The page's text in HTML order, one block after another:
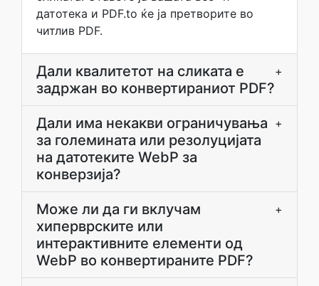
датотека и PDF.to ќе ја претворите во
читлив PDF.
Дали квалитетот на сликата е
задржан во конвертираниот PDF?
+
Дали има некакви ограничувања
за големината или резолуцијата
на датотеките WebP за
конверзија?
+
Може ли да ги вклучам
хиперврските или
интерактивните елементи од
WebP во конвертираните PDF?
+